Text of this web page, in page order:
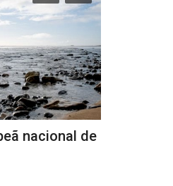
nacional de